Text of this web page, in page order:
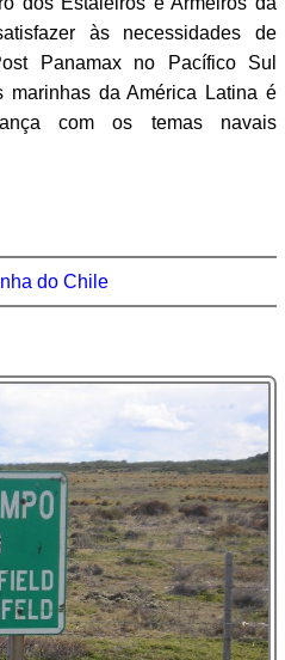
às necessidades de
Panamax no Pacífico Sul
marinhas da América Latina é
com os temas navais
do Chile